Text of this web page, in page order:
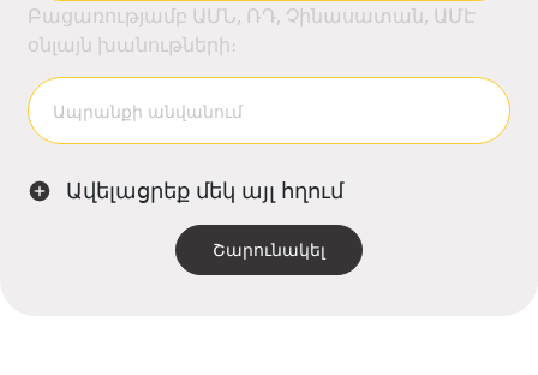
Բացառությամբ ԱՄՆ, ՌԴ, Չինասատան, ԱՄԷ
օնլայն խանութների։
Ավելացրեք մեկ այլ հղում
Շարունակել